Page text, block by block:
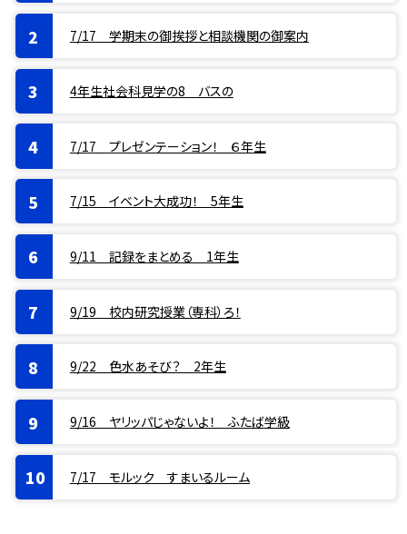
7/17 学期末の御挨拶と相談機関の御案内
4年生社会科見学の8 バスの
7/17 プレゼンテーション！ ６年生
7/15 イベント大成功！ 5年生
9/11 記録をまとめる 1年生
9/19 校内研究授業（専科）ろ！
9/22 色水あそび？ 2年生
9/16 ヤリッパじゃないよ！ ふたば学級
7/17 モルック すまいるルーム